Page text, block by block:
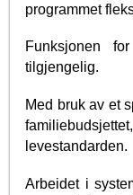
programmet
Funksjonen
tilgjengelig.
Med bruk av et
levestandarden.
Arbeidet i